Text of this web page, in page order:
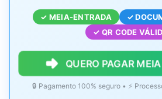
✓ MEIA-ENTRADA
✓
✓ QR CODE
QUERO PAGAR
🔒 Pagamento 100% seguro • ⚡